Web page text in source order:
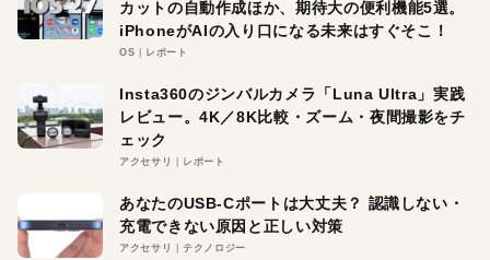
カットの自動作成ほか、期待大の便利機能5選。
iPhoneがAIの入り口になる未来はすぐそこ！
OS レポート
Insta360のジンバルカメラ「Luna Ultra」実践
レビュー。4K／8K比較・ズーム・夜間撮影をチ
ェック
アクセサリ レポート
あなたのUSB-Cポートは大丈夫？ 認識しない・
充電できない原因と正しい対策
アクセサリ テクノロジー